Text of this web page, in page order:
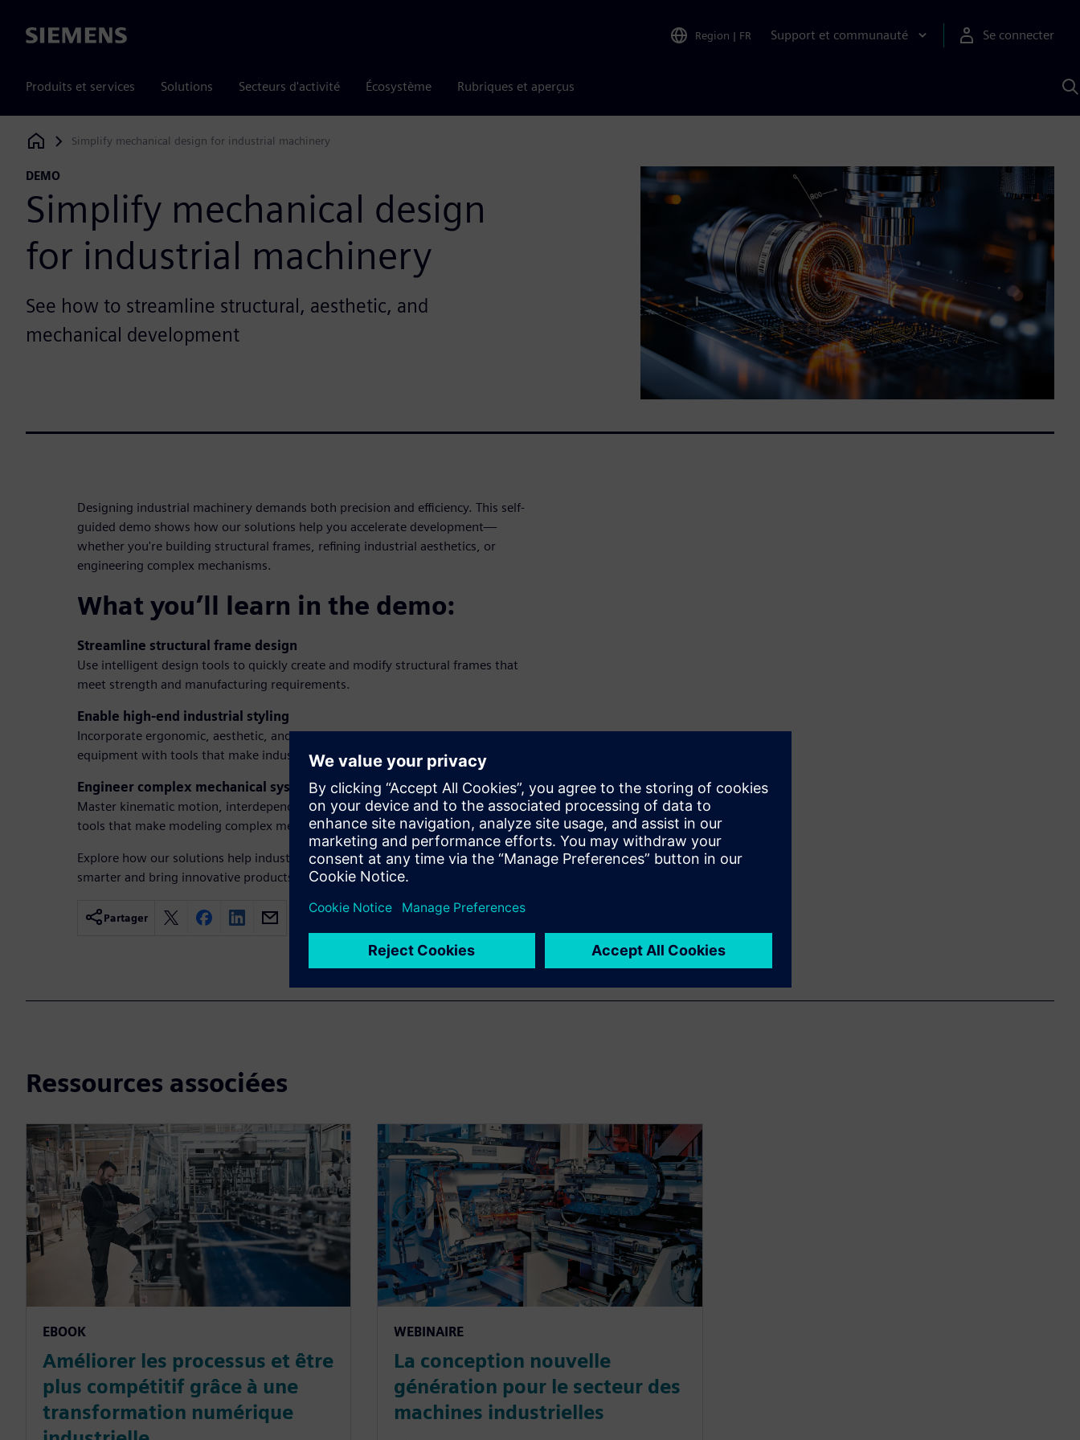
Siemens Region | FR Support et communauté Se connecter
Produits et services Solutions Secteurs d'activité Écosystème Rubriques et aperçus
Siemens Digital Industries Software
Simplify mechanical design for industrial machinery
DEMO
Simplify mechanical design
for industrial machinery
See how to streamline structural, aesthetic, and
mechanical development
Designing industrial machinery demands both precision and efficiency. This self-
guided demo shows how our solutions help you accelerate development—
whether you're building structural frames, refining industrial aesthetics, or
engineering complex mechanisms.
What you’ll learn in the demo:
Streamline structural frame design
Use intelligent design tools to quickly create and modify structural frames that
meet strength and manufacturing requirements.
Enable high-end industrial styling
Incorporate ergonomic, aesthetic, and brand-driven elements into your
equipment with tools that make industrial design intuitive and fast.
Engineer complex mechanical systems
Master kinematic motion, interdependencies, and moving parts with precision
tools that make modeling complex mechanisms easier and more reliable.
Explore how our solutions help industrial machinery manufacturers design
smarter and bring innovative products to market faster.
Partager
Ressources associées
EBOOK
Améliorer les processus et être
plus compétitif grâce à une
transformation numérique
WEBINAIRE
La conception nouvelle
génération pour le secteur des
machines industrielles